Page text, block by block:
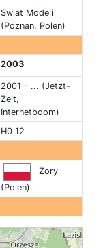
Swiat Modeli
(Poznan, Polen)
2003
2001 - ... (Jetzt-
Zeit,
Internetboom)
H0 12
Żory
(Polen)